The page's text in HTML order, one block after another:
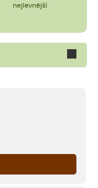
nejlevnější